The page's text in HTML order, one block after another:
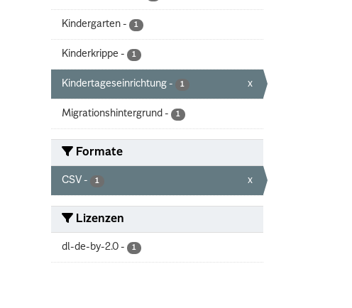
Kindergarten - 1
Kinderkrippe - 1
Kindertageseinrichtung - 1 x
Migrationshintergrund - 1
Formate
CSV - 1 x
Lizenzen
dl-de-by-2.0 - 1